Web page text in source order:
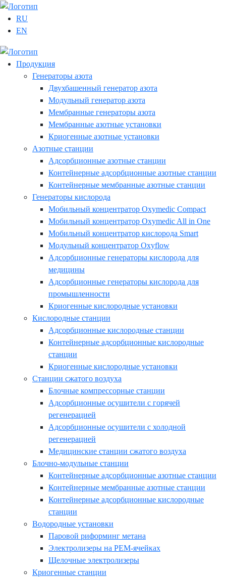
RU
EN
Продукция
Генераторы азота
Двухбашенный генератор азота
Модульный генератор азота
Мембранные генераторы азота
Мембранные азотные установки
Криогенные азотные установки
Азотные станции
Адсорбционные азотные станции
Контейнерные адсорбционные азотные станции
Контейнерные мембранные азотные станции
Генераторы кислорода
Мобильный концентратор Oxymedic Сompact
Мобильный концентратор Oxymedic All in One
Мобильный концентратор кислорода Smart
Модульный концентратор Oxyflow
Адсорбционные генераторы кислорода для
медицины
Адсорбционные генераторы кислорода для
промышленности
Криогенные кислородные установки
Кислородные станции
Адсорбционные кислородные станции
Контейнерные адсорбционные кислородные
станции
Криогенные кислородные установки
Станции сжатого воздуха
Блочные компрессорные станции
Адсорбционные осушители с горячей
регенерацией
Адсорбционные осушители с холодной
регенерацией
Медицинские станции сжатого воздуха
Блочно-модульные станции
Контейнерные адсорбционные азотные станции
Контейнерные мембранные азотные станции
Контейнерные адсорбционные кислородные
станции
Водородные установки
Паровой риформинг метана
Электролизеры на PEM-ячейках
Щелочные электролизеры
Криогенные станции